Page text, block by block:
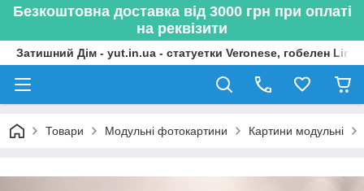
Безкоштовна доставка від 3000 грн при оплаті
на реквізити
Затишний Дім - yut.in.ua - статуетки Veronese, гобелен
Товари Модульні фотокартини Картини модульні